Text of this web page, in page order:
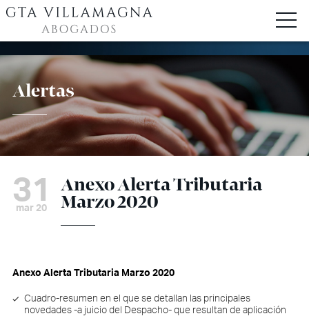
Alertas
31
mar 20
Anexo Alerta Tributaria
Marzo 2020
Anexo Alerta Tributaria Marzo 2020
Cuadro-resumen en el que se detallan las principales
novedades -a juicio del Despacho- que resultan de aplicación